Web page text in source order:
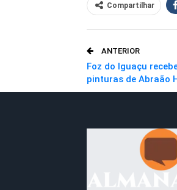
Compartilhar
ANTERIOR
Foz do Iguaçu
pinturas de Abraão